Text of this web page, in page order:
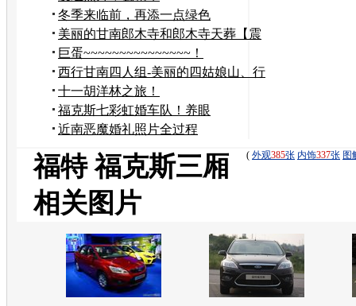
冬季来临前，再添一点绿色
美丽的甘南郎木寺和郎木寺天葬【震
撼放送】
巨蛋~~~~~~~~~~~~~~~！
西行甘南四人组-美丽的四姑娘山、行
者的冰石酒吧
十一胡洋林之旅！
福克斯七彩虹婚车队！养眼
近南恶魔婚礼照片全过程
( 外观385张 内饰337张 图
福特 福克斯三厢
相关图片